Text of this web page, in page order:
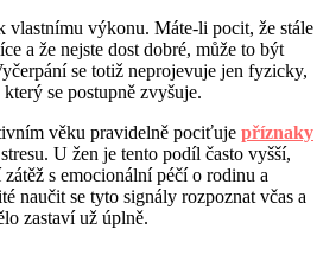
vlastnímu výkonu. Máte-li pocit, že stále
a že nejste dost dobré, může to být
se totiž neprojevuje jen fyzicky,
se postupně zvyšuje.
věku pravidelně pociťuje příznaky
U žen je tento podíl často vyšší,
s emocionální péčí o rodinu a
naučit se tyto signály rozpoznat včas a
zastaví už úplně.